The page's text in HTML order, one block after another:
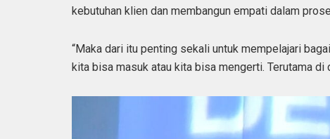
kebutuhan klien dan membangun empati dalam
“Maka dari itu penting sekali untuk mempelajari
kita bisa masuk atau kita bisa mengerti. Terutama di